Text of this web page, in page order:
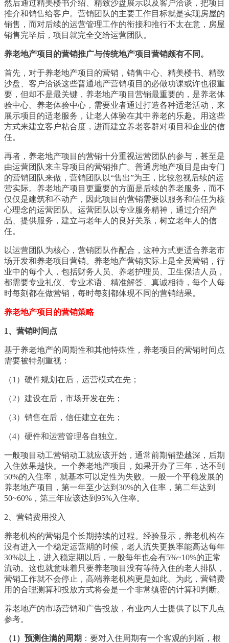
然后通过精美楼书介绍、精致沙盘展示以及客户洽谈，把项目
推介和销售给客户。营销团队的主要工作目标就是实现房屋的
销售，而对后续的运营管理工作的衔接和推行不太在意，房屋
销售完毕后，项目就完全交给运营团队。
养老地产项目的营销推广与传统地产项目营销颇有不同。
首先，对于养老地产项目的营销，销售中心、精美楼书、精致
沙盘、客户洽谈这些普通地产营销项目的必做功课或许也很重
要，但却不是最关键，养老地产项目营销最重要的，是养老体
验中心。养老体验中心，需要业者通过打造各种适老活动，来
展示项目的适老服务，让老人体验在其中养老的乐趣。用这些
方式来建立客户粘合度，进而建立养老客群对项目和企业的信
任。
再者，养老地产项目的营销十分重视运营团队的参与，甚至是
由运营团队来主导项目的营销推广。普通房地产项目是由专门
的营销团队来做，营销团队以“售出”为王，比较忽视后续的运
营实际。养老地产项目更重要的方面是后续的养老服务，而不
仅仅是建筑和不动产，因此项目的营销需要以服务和信任为核
心理念的运营团队。运营团队以专业服务精神，通过介绍产
品、提供服务，建立与老年人的良好关系，树立老年人的信
任。
以运营团队为核心，营销团队作配合，这种方式更适合养老市
场开发和养老项目营销。养老地产营销实际上是全员营销，行
业中的每个人，包括财务人员、养老护理员、卫生保洁人员，
都需要专业礼仪、专业术语、精准解答、真诚相待，每个人每
时每刻都在做营销，每时每刻都体现不同的营销结果。
养老地产项目的营销策略
1、营销时间点
基于养老地产的周期性和其他特殊性，养老项目的营销时间点
需要被特别重视：
（1）硬件规划在后，运营模式在先；
（2）建设在后，市场开发在先；
（3）销售在后，信任建立在先；
（4）硬件和运营管理各自独立。
一般项目动工营销动工就应该开始，通常前期铺垫越深，后期
入住效果越快。一个养老地产项目，如果开办了三年，达不到
50%的入住率，就基本可以定性为失败。一般一个平稳发展的
养老地产项目，第一年至少达到30%的入住率，第二年达到
50~60%，第三年应该达到95%入住率。
2、营销费用投入
养老机构的营销是个长期持续的过程。经验显示，养老机构在
没有进入一个稳定运营期的时候，老人流失更换率能高达每年
30%以上，进入稳定期以后，一般每年也会有5%~10%的正常
流动。这也就意味着只要养老项目没有等待入住的老人排队，
营销工作就不会停止，高端养老机构更是如此。为此，营销费
用的合理测算和投放方式将会是一个非常缜密的计算和判断。
养老地产的市场营销和广告投放，有业内人士提供了以下几点
参考。
（1）预测住满的周期 ：要对入住周期有一个客观的判断，根